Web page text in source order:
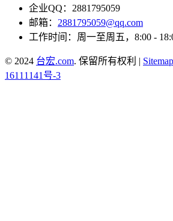
企业QQ：2881795059
邮箱： 2881795059@qq.com
工作时间：周一至周五，8:00 -
© 2024 台宏.com. 保留所有权利 | Sitemap
16111141号-3